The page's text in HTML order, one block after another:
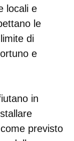
locali e
le
di
e
in
previsto